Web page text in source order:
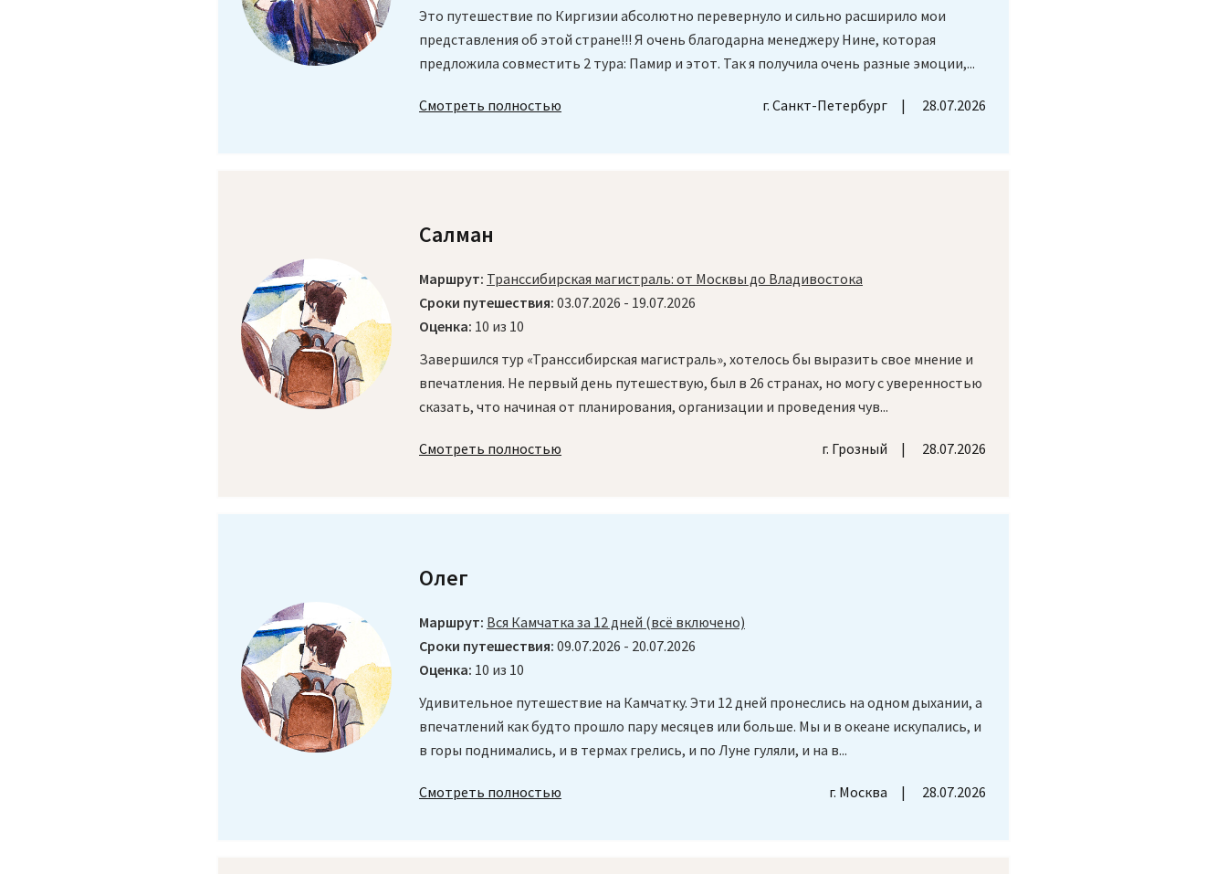
Это путешествие по Киргизии абсолютно перевернуло и сильно расширило мои
представления об этой стране!!! Я очень благодарна менеджеру Нине, которая
предложила совместить 2 тура: Памир и этот. Так я получила очень разные эмоции,...
Смотреть полностью г. Санкт-Петербург 28.07.2026
Салман
Маршрут: Транссибирская магистраль: от Москвы до Владивостока
Сроки путешествия: 03.07.2026 - 19.07.2026
Оценка: 10 из 10
Завершился тур «Транссибирская магистраль», хотелось бы выразить свое мнение и
впечатления. Не первый день путешествую, был в 26 странах, но могу с уверенностью
сказать, что начиная от планирования, организации и проведения чув...
Смотреть полностью г. Грозный 28.07.2026
Олег
Маршрут: Вся Камчатка за 12 дней (всё включено)
Сроки путешествия: 09.07.2026 - 20.07.2026
Оценка: 10 из 10
Удивительное путешествие на Камчатку. Эти 12 дней пронеслись на одном дыхании, а
впечатлений как будто прошло пару месяцев или больше. Мы и в океане искупались, и
в горы поднимались, и в термах грелись, и по Луне гуляли, и на в...
Смотреть полностью г. Москва 28.07.2026